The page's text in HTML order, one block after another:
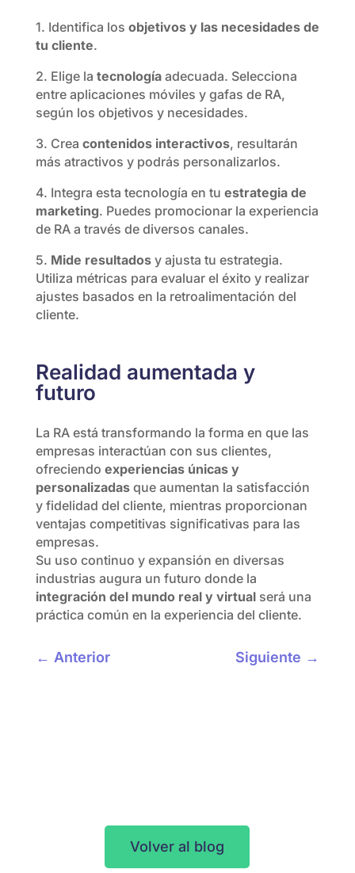
1. Identifica los objetivos y las necesidades de
tu cliente.
2. Elige la tecnologíaadecuada. Selecciona
entre aplicaciones móviles y gafas de RA,
según los objetivos y necesidades.
3. Crea contenidos interactivos, resultarán
más atractivos y podrás personalizarlos.
4. Integra esta tecnología en tu estrategia de
marketing. Puedes promocionar la experiencia
de RA a través de diversos canales.
5. Mide resultadosy ajusta tu estrategia.
Utiliza métricas para evaluar el éxito y realizar
ajustes basados en la retroalimentación del
cliente.
Realidad aumentada y
futuro
La RA está transformando la forma en que las
empresas interactúan con sus clientes,
ofreciendo experiencias únicas y
personalizadasque aumentan la satisfacción
y fidelidad del cliente, mientras proporcionan
ventajas competitivas significativas para las
empresas.
Su uso continuo y expansión en diversas
industrias augura un futuro donde la
integración del mundo real y virtualserá una
práctica común en la experiencia del cliente.
← Anterior Siguiente →
Volver al blog